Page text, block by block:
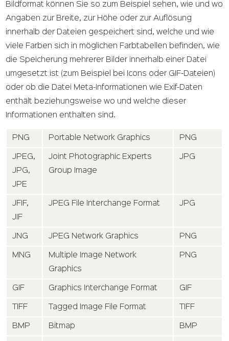
Bildformat können Sie so zum Beispiel sehen, wie und wo
Angaben zur Breite, zur Höhe oder zur Auflösung
innerhalb der Dateien gespeichert sind, welche und wie
viele Farben sich in möglichen Farbtabellen befinden, wie
die Speicherung mehrerer Bilder innerhalb einer Datei
umgesetzt ist (zum Beispiel bei Icons oder GIF-Dateien)
oder ob die Datei Meta-Informationen wie Exif-Daten
enthält beziehungsweise wo und welche dieser
Informationen enthalten sind.
PNG Portable Network Graphics PNG
JPEG,
JPG,
JPE
Joint Photographic Experts
Group Image
JPG
JFIF,
JIF
JPEG File Interchange Format JPG
JNG JPEG Network Graphics PNG
MNG
Multiple Image Network
Graphics
PNG
GIF Graphics Interchange Format GIF
TIFF Tagged Image File Format TIFF
BMP Bitmap BMP